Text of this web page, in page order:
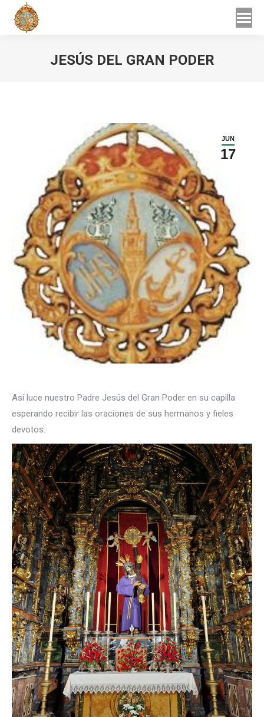
JESÚS DEL GRAN PODER
JUN
17
Así luce nuestro Padre Jesús del Gran Poder en su capilla
esperando recibir las oraciones de sus hermanos y fieles
devotos.